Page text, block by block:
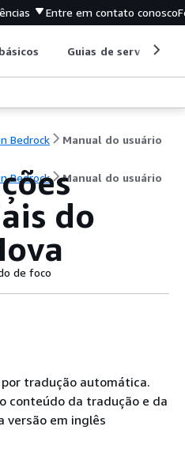
Entre em contato conosco
Guias de serviço
Bedrock Manual do usuário
Bedrock Manual do usuário
do
de foco
tradução automática.
conteúdo da tradução e da
versão em inglês